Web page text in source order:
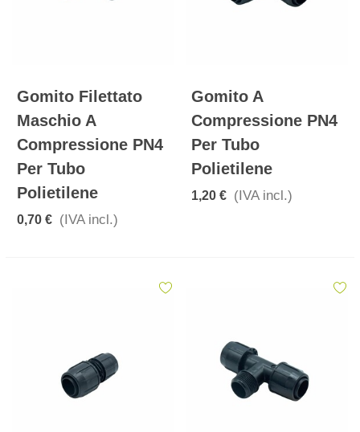
Gomito Filettato
Maschio A
Compressione PN4
Per Tubo
Polietilene
0,70 € (IVA incl.)
Gomito A
Compressione PN4
Per Tubo
Polietilene
1,20 € (IVA incl.)